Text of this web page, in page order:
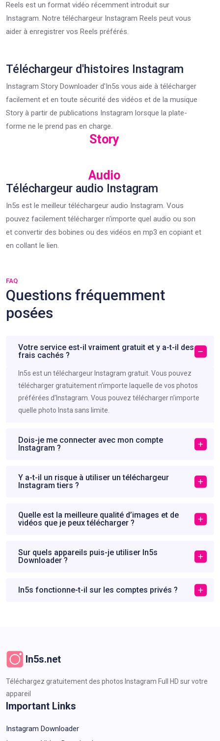
Reels est un format vidéo récemment introduit sur
Instagram. Notre téléchargeur Instagram Reels peut vous
aider à enregistrer vos Reels préférés.
Téléchargeur d'histoires Instagram
Instagram Story Downloader d'In5s vous aide à télécharger
facilement et en toute sécurité des vidéos et de la musique
Story à partir de publications Instagram lorsque la plate-
forme ne le prend pas en charge.
Story
Audio
Téléchargeur audio Instagram
In5s est le meilleur téléchargeur audio Instagram. Vous
pouvez facilement télécharger n'importe quel audio ou son
et convertir des bobines ou des vidéos en mp3 en copiant et
en collant le lien.
FAQ
Questions fréquemment
posées
Votre service est-il vraiment gratuit et y a-t-il des
frais cachés ?
In5s est un téléchargeur Instagram gratuit. Vous pouvez
télécharger gratuitement n’importe laquelle de vos photos
préférées d’Instagram. Vous pouvez télécharger n’importe
quelle photo Insta sans limite.
Dois-je me connecter avec mon compte
Instagram ?
Y a-t-il un risque à utiliser un téléchargeur
Instagram tiers ?
Quelle est la meilleure qualité d’images et de
vidéos que je peux télécharger ?
Sur quels appareils puis-je utiliser In5s
Downloader ?
In5s fonctionne-t-il sur les comptes privés ?
In5s.net
Téléchargez gratuitement des photos Instagram Full HD sur votre
appareil
Important Links
Instagram Downloader